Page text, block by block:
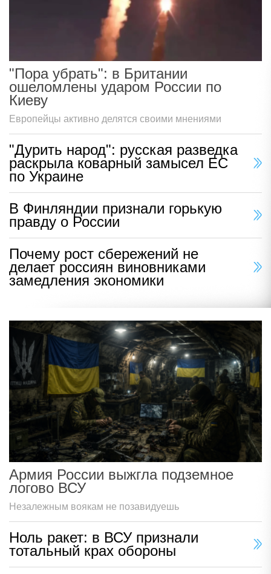
"Пора убрать": в Британии
ошеломлены ударом России по
Киеву
Европейцы активно делятся своими мнениями
"Дурить народ": русская разведка
раскрыла коварный замысел ЕС
по Украине
В Финляндии признали горькую
правду о России
Почему рост сбережений не
делает россиян виновниками
замедления экономики
Армия России выжгла подземное
логово ВСУ
Незалежным воякам не позавидуешь
Ноль ракет: в ВСУ признали
тотальный крах обороны